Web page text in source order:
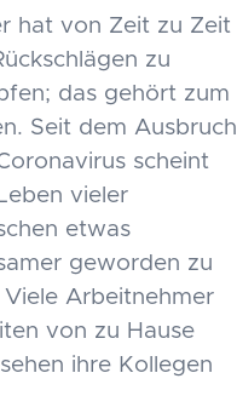
hat von Zeit zu Zeit
zu
das gehört zum
Seit dem Ausbruch
scheint
vieler
etwas
geworden zu
Viele Arbeitnehmer
von zu Hause
ihre Kollegen